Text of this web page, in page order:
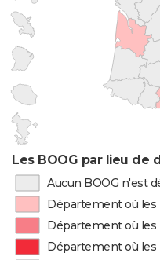
Les BOOG par lieu de
Aucun BOOG n'est
Département où les
Département où les
Département où les